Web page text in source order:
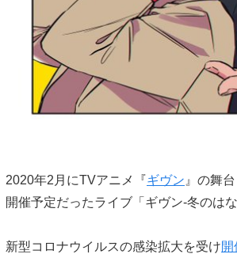
2020年2月にTVアニメ『ギヴン 』の舞
開催予定だったライブ「ギヴン-冬のはな
新型コロナウイルスの感染拡大を受け開